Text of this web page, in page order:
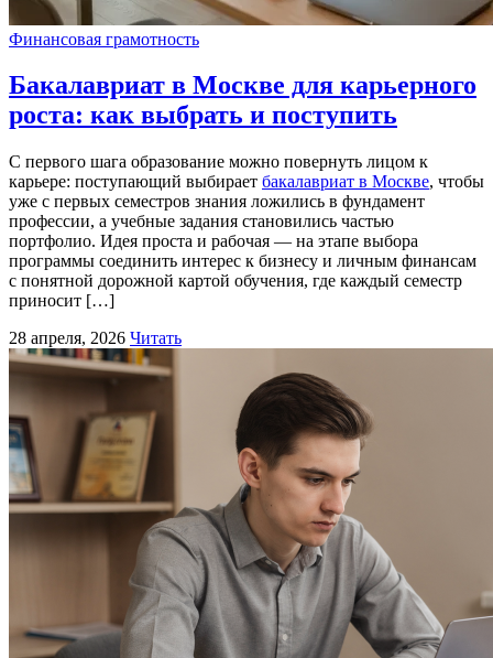
Финансовая грамотность
Бакалавриат в Москве для карьерного
роста: как выбрать и поступить
С первого шага образование можно повернуть лицом к
карьере: поступающий выбирает бакалавриат в Москве, чтобы
уже с первых семестров знания ложились в фундамент
профессии, а учебные задания становились частью
портфолио. Идея проста и рабочая — на этапе выбора
программы соединить интерес к бизнесу и личным финансам
с понятной дорожной картой обучения, где каждый семестр
приносит […]
28 апреля, 2026 Читать